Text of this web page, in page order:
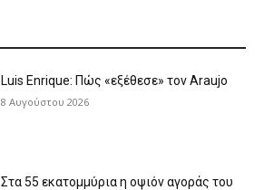
Luis Enrique: Πώς «εξέθεσε» τον Araujo
8 Αυγούστου 2026
Στα 55 εκατομμύρια η οψιόν αγοράς του